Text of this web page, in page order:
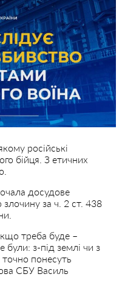
російські
бійця. З етичних
досудове
злочину за ч. 2 ст. 438
треба буде –
з-під землі чи з
точно понесуть
СБУ Василь